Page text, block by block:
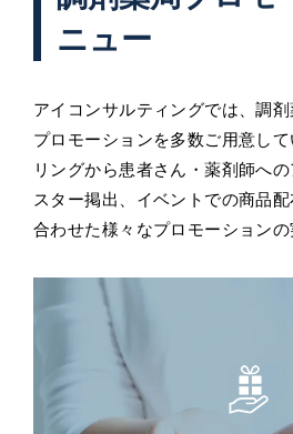
ニュー
アイコンサルティングでは、調
プロモーションを多数ご用意し
リングから患者さん・薬剤師へ
スター掲出、イベントでの商品
合わせた様々なプロモーションの